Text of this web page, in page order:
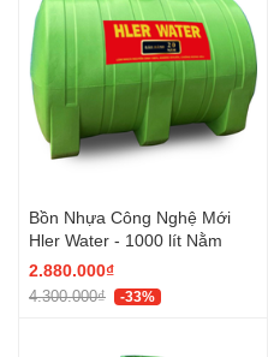
Bồn Nhựa Công Nghệ Mới
Hler Water - 1000 lít Nằm
2.880.000₫
4.300.000₫ -33%